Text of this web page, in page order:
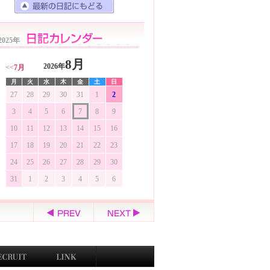
年
2026年8月
<<7月
月 火 水 木 金 土 日
27 28 29 30 31 1
2
3
4 5 6 7 8
9
10
11 12 13 14 15
16
17
18 19 20 21 22
23
24
25 26 27 28 29
30
31
1 2 3 4 5 6